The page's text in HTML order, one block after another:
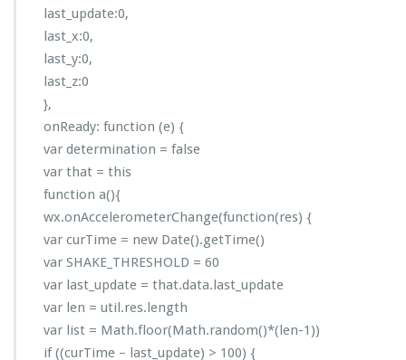
last_update:0,
last_x:0,
last_y:0,
last_z:0
},
onReady: function (e) {
var determination = false
var that = this
function a(){
wx.onAccelerometerChange(function(res) {
var curTime = new Date().getTime()
var SHAKE_THRESHOLD = 60
var last_update = that.data.last_update
var len = util.res.length
var list = Math.floor(Math.random()*(len-1))
if ((curTime – last_update) > 100) {